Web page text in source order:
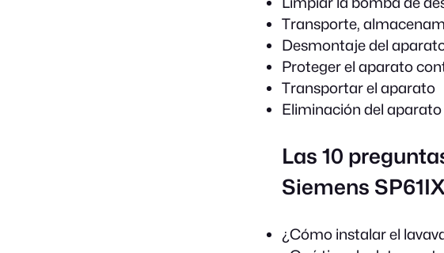
Transporte,
Desmontaje del
Proteger el aparato
Transportar el aparato
Eliminación del
Las 10
Siemens
¿Cómo instalar el